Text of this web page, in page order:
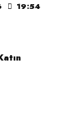
19:54